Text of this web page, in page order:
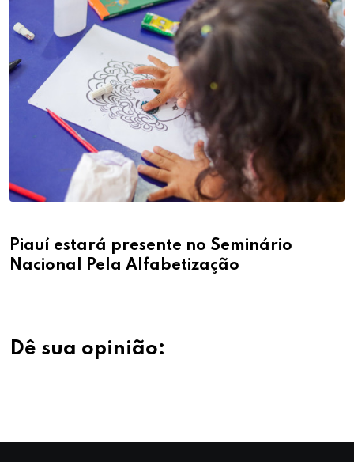
Piauí estará presente no Seminário
Nacional Pela Alfabetização
Dê sua opinião: